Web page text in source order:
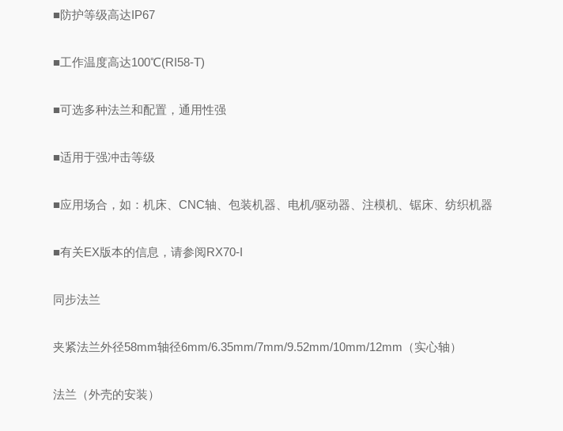
■防护等级高达IP67
■工作温度高达100℃(RI58-T)
■可选多种法兰和配置，通用性强
■适用于强冲击等级
■应用场合，如：机床、CNC轴、包装机器、电机/驱动器、注模机、锯床、纺织机器
■有关EX版本的信息，请参阅RX70-I
同步法兰
夹紧法兰外径58mm轴径6mm/6.35mm/7mm/9.52mm/10mm/12mm（实心轴）
法兰（外壳的安装）